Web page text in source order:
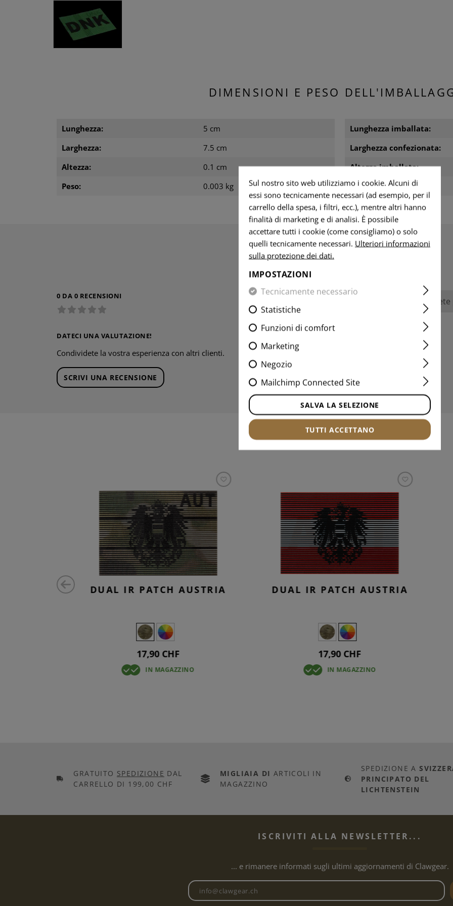
DIMENSIONI E PESO
Lunghezza: 5 cm Lunghezza imballata:
Larghezza:
7.5 cm Larghezza confezionata:
Altezza:
0.1 cm Altezza imballata:
Peso:
0.003 kg Peso dell'imballo:
RECENSIONI
0 DA 0 RECENSIONI
DATECI UNA VALUTAZIONE!
Condividete la vostra esperienza con altri clienti.
SCRIVI UNA RECENSIONE
Nessuna recensione trovata.
PRODOTTI INTERESSANTI
DUAL IR PATCH AUSTRIA
17,90 CHF
IN MAGAZZINO
DUAL IR PATCH AUSTRIA
17,90 CHF
IN MAGAZZINO
GRATUITO SPEDIZIONE DAL
CARRELLO DI 199,00 CHF
MIGLIAIA DI ARTICOLI IN
MAGAZZINO
SPEDIZIONE A
PRINCIPATO DEL
LICHTENSTEIN
ISCRIVITI ALLA NEWSLETTER...
... e rimanere informati sugli ultimi aggiornamenti di Clawgear.
Indirizzo e-mail della
Sul nostro sito web utilizziamo i cookie. Alcuni di
essi sono tecnicamente necessari (ad esempio, per il
carrello della spesa, i filtri, ecc.), mentre altri hanno
finalità di marketing e di analisi. È possibile
accettare tutti i cookie (come consigliamo) o solo
quelli tecnicamente necessari. Ulteriori informazioni
sulla protezione dei dati.
IMPOSTAZIONI
Tecnicamente necessario
Statistiche
Funzioni di comfort
Marketing
Negozio
Mailchimp Connected Site
SALVA LA SELEZIONE
TUTTI ACCETTANO